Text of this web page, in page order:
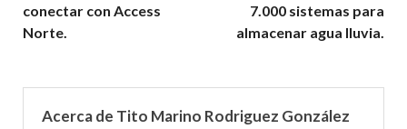
conectar con Access
Norte.
7.000 sistemas para
almacenar agua lluvia.
Acerca de Tito Marino Rodriguez González